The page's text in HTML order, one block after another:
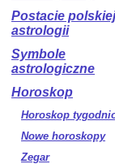
Postacie polskiej
astrologii
Symbole
astrologiczne
Horoskop
Horoskop
Nowe horoskopy
Zegar